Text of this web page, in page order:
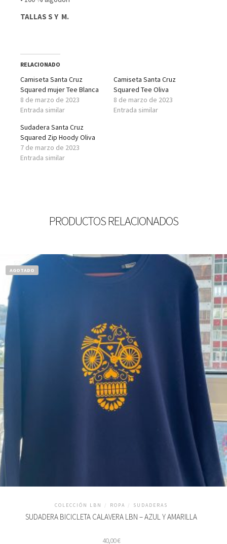
TALLAS S Y M.
RELACIONADO
Camiseta Santa Cruz
Squared mujer Tee Blanca
8 de marzo de 2023
Entrada similar
Camiseta Santa Cruz
Squared Tee Oliva
8 de marzo de 2023
Entrada similar
Sudadera Santa Cruz
Squared Zip Hoody Oliva
7 de marzo de 2023
Entrada similar
PRODUCTOS RELACIONADOS
AGOTADO
COLECCIÓN LBN / ROPA / SUDADERAS
SUDADERA BICICLETA CALAVERA LBN – AZUL Y AMARILLA
40,00€